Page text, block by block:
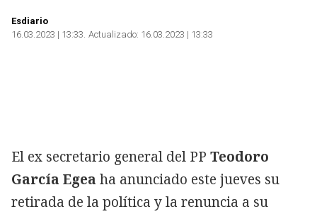
Esdiario
16.03.2023 | 13:33 Actualizado: 16.03.2023 | 13:33
El ex secretario general del PP Teodoro
García Egea ha anunciado este jueves su
retirada de la política y la renuncia a su